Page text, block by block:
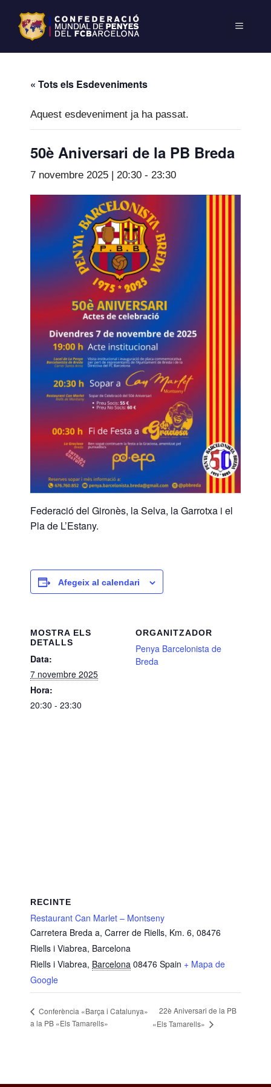
« Tots els Esdeveniments
Aquest esdeveniment ja ha passat.
50è Aniversari de la PB Breda
7 novembre 2025 | 20:30 - 23:30
Federació del Gironès, la Selva, la Garrotxa i el
Pla de L’Estany.
Afegeix al calendari
MOSTRA ELS
DETALLS
Data:
7 novembre 2025
Hora:
20:30 - 23:30
ORGANITZADOR
Penya Barcelonista de
Breda
RECINTE
Restaurant Can Marlet – Montseny
Carretera Breda a, Carrer de Riells, Km. 6, 08476
Riells i Viabrea, Barcelona
Riells i Viabrea, Barcelona 08476 Spain + Mapa de
Google
Conferència «Barça i Catalunya»
a la PB «Els Tamarells»
22è Aniversari de la PB
«Els Tamarells»